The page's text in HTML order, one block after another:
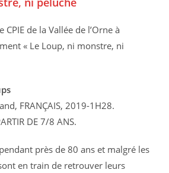
de la Vallée de l’Orne à
« Le Loup, ni monstre, ni
FRANÇAIS, 2019-1H28.
DE 7/8 ANS.
près de 80 ans et malgré les
en train de retrouver leurs